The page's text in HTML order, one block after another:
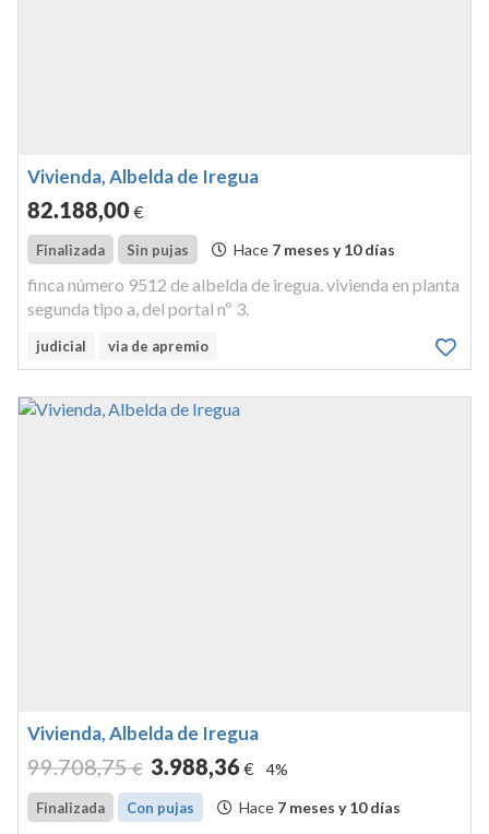
Vivienda, Albelda de Iregua
82.188,00€
Finalizada Sin pujas Hace 7 meses y 10 días
finca número 9512 de albelda de iregua. vivienda en planta
segunda tipo a, del portal nº 3.
judicial via de apremio
Vivienda, Albelda de Iregua
99.708,75 € 3.988,36€ 4%
Finalizada Con pujas Hace 7 meses y 10 días